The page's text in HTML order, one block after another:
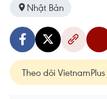
Nhật Bản
Theo dõi VietnamPlus